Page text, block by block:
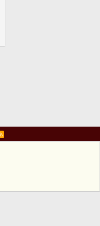
R
S